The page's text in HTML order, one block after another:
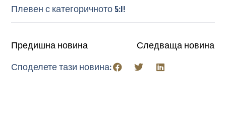
Плевен с категоричното 5:1!
Предишна новина Следваща новина
Споделете тази новина: